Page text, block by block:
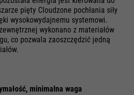
pięty Cloudzone pochłania siły
wysokowydajnemu systemowi.
wykonano z materiałów
co pozwala zaoszczędzić jedną
minimalna waga